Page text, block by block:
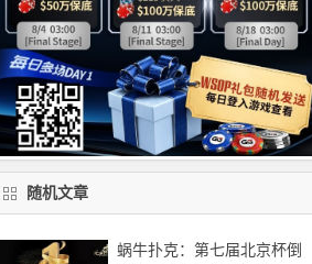
随机文章
蜗牛扑克：第七届北京杯倒